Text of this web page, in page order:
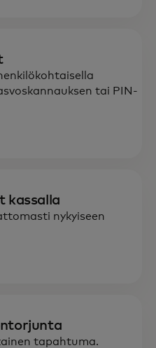
tai PIN-
kassalla
nykyiseen
tapahtuma.